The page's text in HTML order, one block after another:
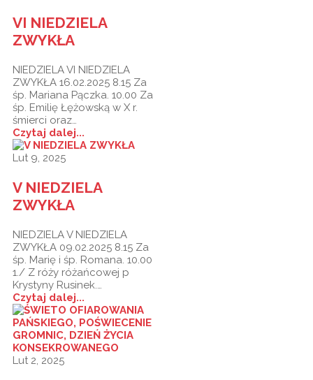
VI NIEDZIELA
ZWYKŁA
NIEDZIELA VI NIEDZIELA
ZWYKŁA 16.02.2025 8.15 Za
śp. Mariana Pączka. 10.00 Za
śp. Emilię Łężowską w X r.
śmierci oraz…
Czytaj dalej...
Lut 9, 2025
V NIEDZIELA
ZWYKŁA
NIEDZIELA V NIEDZIELA
ZWYKŁA 09.02.2025 8.15 Za
śp. Marię i śp. Romana. 10.00
1./ Z róży różańcowej p
Krystyny Rusinek.…
Czytaj dalej...
Lut 2, 2025